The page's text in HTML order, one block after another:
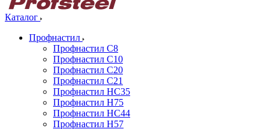
Каталог
Профнастил
Профнастил С8
Профнастил С10
Профнастил С20
Профнастил С21
Профнастил НС35
Профнастил Н75
Профнастил HC44
Профнастил Н57